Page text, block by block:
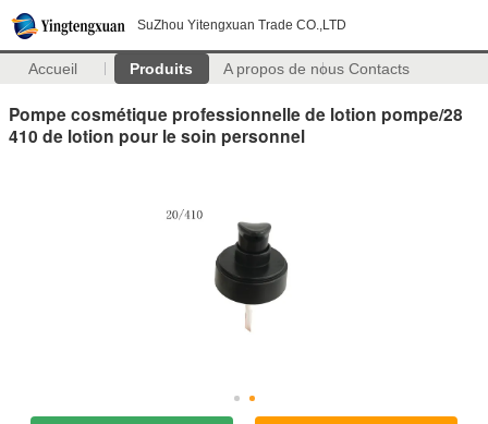
SuZhou Yitengxuan Trade CO.,LTD
Accueil Produits A propos de nous Contacts
Pompe cosmétique professionnelle de lotion pompe/28
410 de lotion pour le soin personnel